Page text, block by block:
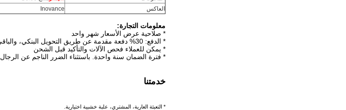
العاكس
Inovance
معلومات التجارة:
* صلاحية عرض الأسعار شهر واحد
* الدفع: 30% دفعة مقدمة عن طريق التحويل البنكي، والباقي يجب أن يتم دفعه قبل الشحن عن طريق خطاب الاعتماد أو التحويل البنكي
* يمكن للعملاء فحص الآلات والتأكيد قبل الشحن
* فترة الضمان سنة واحدة. باستثناء الضرر الناجم عن الرجال
خدمتنا
* التعبئة العارية، المشتري، علبة خشبية اختيارية.